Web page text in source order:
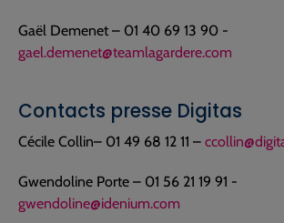
Gaël Demenet – 01 40 69 13 90 -
gael.demenet@teamlagardere.com
Contacts presse Digitas
Cécile Collin– 01 49 68 12 11 –
Gwendoline Porte – 01 56 21 19 91 -
gwendoline@idenium.com